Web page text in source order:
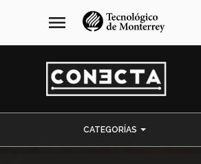
navegación
principal
menu
CATEGORÍAS